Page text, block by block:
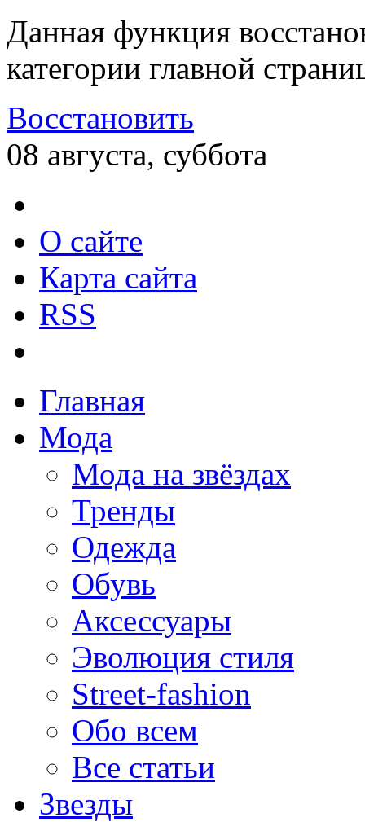
Данная функция
категории главной
Восстановить
08 августа, суббота
О сайте
Карта сайта
RSS
Главная
Мода
Мода на звёздах
Тренды
Одежда
Обувь
Аксессуары
Эволюция стиля
Street-fashion
Обо всем
Все статьи
Звезды